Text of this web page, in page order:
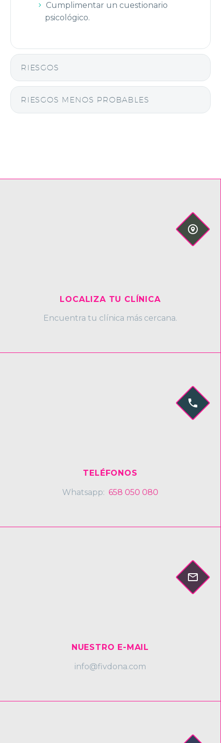
Cumplimentar un cuestionario
psicológico.
RIESGOS
RIESGOS MENOS PROBABLES


LOCALIZA TU CLÍNICA
Encuentra tu clínica más cercana.


TELÉFONOS
Whatsapp: 658 050 080


NUESTRO E-MAIL
info@fivdona.com